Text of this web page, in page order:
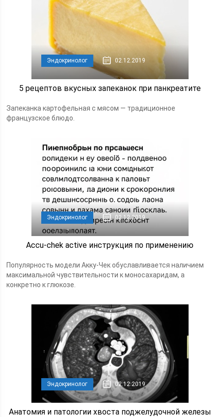
Эндокринолог 02.12.2019
5 рецептов вкусных запеканок при панкреатите
Запеканка картофельная с мясом — традиционное
французское блюдо.
Эндокринолог 02.12.2019
Accu-chek active инструкция по применению
Популярность модели Акку-Чек обуславливается наличием
максимальной чувствительности к моносахаридам, а
конкретно к глюкозе.
Эндокринолог 02.12.2019
Анатомия и патологии хвоста поджелудочной железы